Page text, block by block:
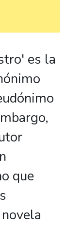
es la
que